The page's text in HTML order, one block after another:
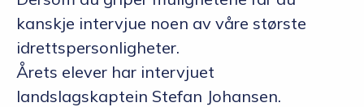
kanskje intervjue noen av våre største
idrettspersonligheter.
Årets elever har intervjuet
landslagskaptein Stefan Johansen.